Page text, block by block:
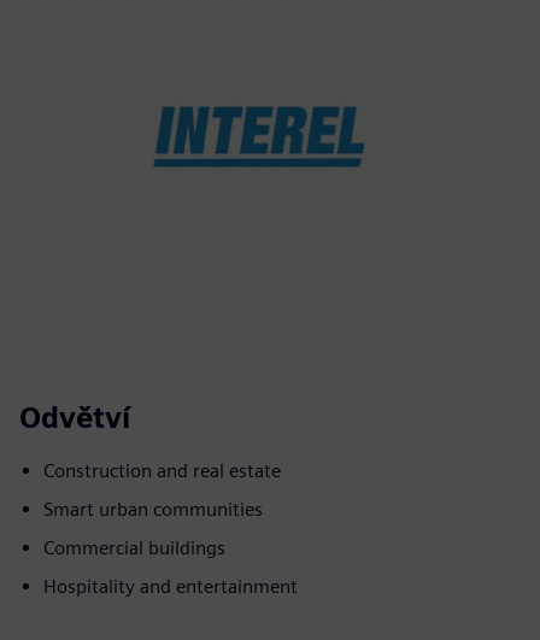
Odvětví
Construction and real estate
Smart urban communities
Commercial buildings
Hospitality and entertainment